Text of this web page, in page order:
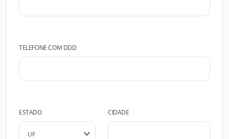
TELEFONE COM DDD
ESTADO CIDADE